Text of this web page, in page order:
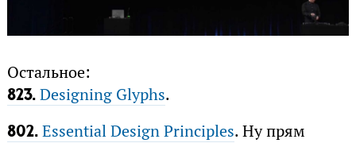
Остальное:
823.Designing Glyphs.
802.Essential Design Principles. Ну прям